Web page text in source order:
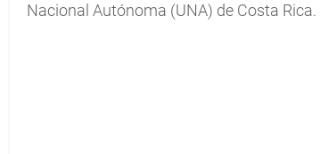
Nacional Autónoma (UNA) de Costa Rica.